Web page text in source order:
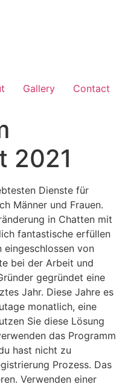
Gallery Contact
2021
Dienste für
Männer und Frauen.
in Chatten mit
fantastische erfüllen
von
bei der Arbeit und
gegründet eine
Jahr. Diese Jahre es
monatlich, eine
Sie diese Lösung
das Programm
hast nicht zu
Prozess. Das
Verwenden einer